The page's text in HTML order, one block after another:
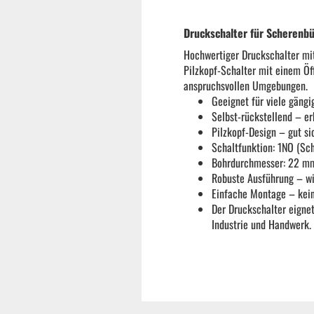
Wuchtmaschinen
Zubehör und Hilfswerkzeug
Autoreinigung | Autopflege
Druckschalter für
Hochwertiger Druckschalter
Pilzkopf-Schalter mit einem
anspruchsvollen Umgebungen.
Geeignet für viele
Selbst-rückstellend –
Pilzkopf-Design – gut
Schaltfunktion: 1NO
Bohrdurchmesser: 22
Robuste Ausführung –
Einfache Montage –
Der Druckschalter
Industrie und Handwerk.